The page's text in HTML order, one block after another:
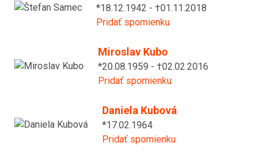
*18.12.1942 - †01.11.2018
Pridať spomienku
Miroslav Kubo
*20.08.1959 - †02.02.2016
Pridať spomienku
Daniela Kubová
*17.02.1964
Pridať spomienku